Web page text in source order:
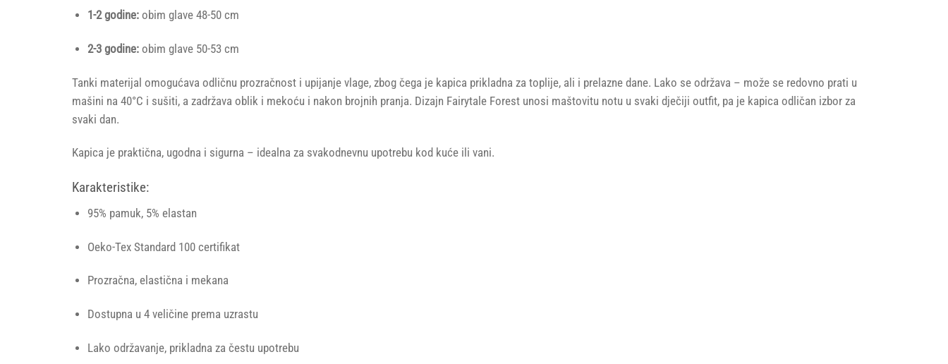
1-2 godine:obim glave 48-50 cm
2-3 godine:obim glave 50-53 cm
Tanki materijal omogućava odličnu prozračnost i upijanje vlage, zbog čega je kapica prikladna za toplije, ali i prelazne dane. Lako se održava – može se redovno prati u
mašini na 40°C i sušiti, a zadržava oblik i mekoću i nakon brojnih pranja. Dizajn Fairytale Forest unosi maštovitu notu u svaki dječiji outfit, pa je kapica odličan izbor za
svaki dan.
Kapica je praktična, ugodna i sigurna – idealna za svakodnevnu upotrebu kod kuće ili vani.
Karakteristike:
95% pamuk, 5% elastan
Oeko-Tex Standard 100 certifikat
Prozračna, elastična i mekana
Dostupna u 4 veličine prema uzrastu
Lako održavanje, prikladna za čestu upotrebu